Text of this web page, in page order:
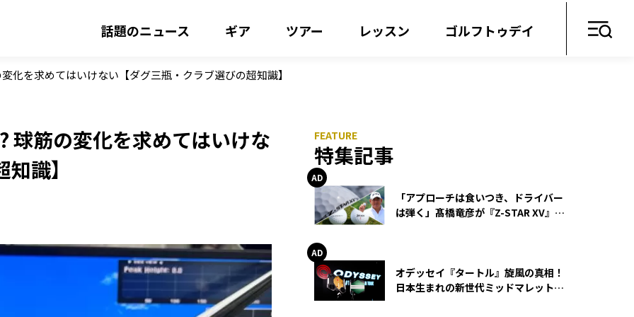
話題のニュース ギア ツアー レッスン ゴルフトゥデイ
化を求めてはいけない【ダグ三瓶・クラブ選びの超知識】
球筋の変化を求めてはいけな
識】
特集記事
「アプローチは食いつき、ドライバー
は弾く」髙橋竜彦が『Z-STAR XV』を
オデッセイ『タートル』旋風の真相！
日本生まれの新世代ミッドマレットが